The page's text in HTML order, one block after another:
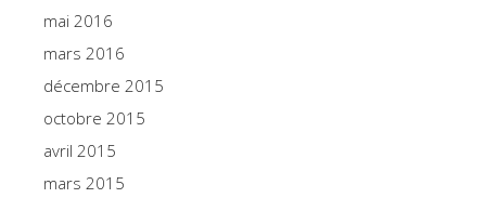
mai 2016
mars 2016
décembre 2015
octobre 2015
avril 2015
mars 2015